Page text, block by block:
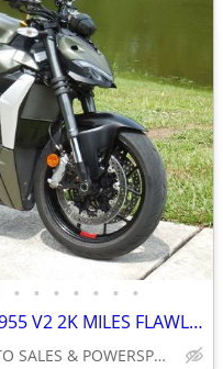
• • • • • • •
2024 DUCATI STREET FIGHTER 955 V2 2K MILES FLAWLESS BIKE NO BS FEES!!!
INTEGRITY AUTO SALES & POWERSPORTS